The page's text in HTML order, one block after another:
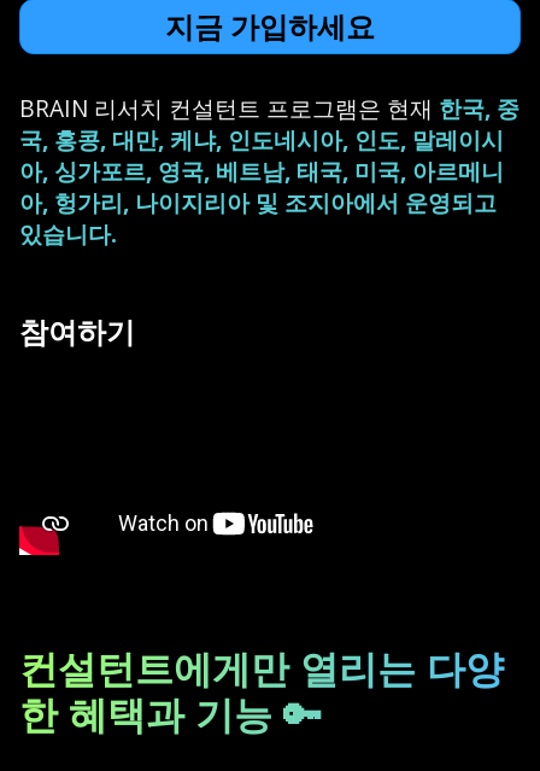
지금 가입하세요
BRAIN 리서치 컨설턴트 프로그램은 현재 한국, 중
국, 홍콩, 대만, 케냐, 인도네시아, 인도, 말레이시
아, 싱가포르, 영국, 베트남, 태국, 미국, 아르메니
아, 헝가리, 나이지리아 및 조지아에서 운영되고
있습니다.
참여하기
컨설턴트에게만 열리는 다양
한 혜택과 기능 🔑